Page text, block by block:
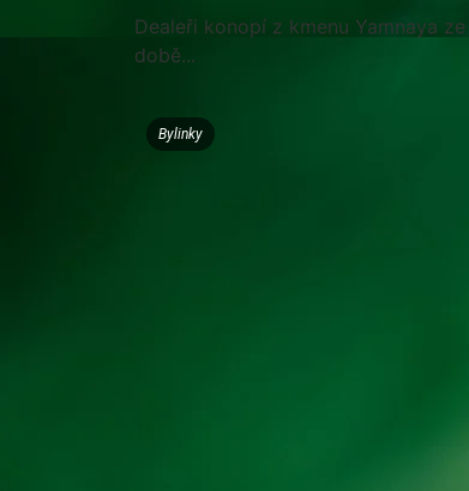
Dealeři konopí z kmenu Yamnaya
době...
Bylinky